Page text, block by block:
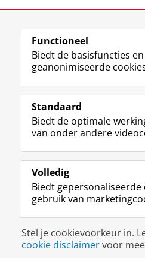
Volg de RUG
Studiekiezers
Alumni
Over ons
Disclaimer & Copyright
Functioneel
Biedt de basisfuncties
geanonimiseerde
Standaard
Biedt de optimale
van onder andere
Volledig
Biedt
gebruik van
Stel je cookievoorkeur in.
cookie disclaimervoor